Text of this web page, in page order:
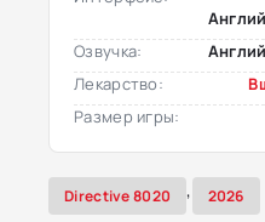
Озвучка:
Лекарство:
Размер игры:
Directive 8020 , 2026